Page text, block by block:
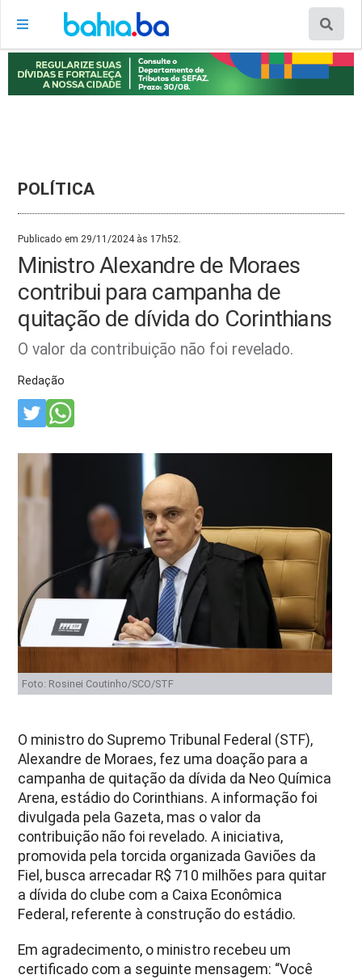
POLÍTICA
Publicado em 29/11/2024 às 17h52.
Ministro Alexandre de Moraes
contribui para campanha de
quitação de dívida do Corinthians
O valor da contribuição não foi revelado.
Redação
Foto: Rosinei Coutinho/SCO/STF
O ministro do Supremo Tribunal Federal (STF),
Alexandre de Moraes, fez uma doação para a
campanha de quitação da dívida da Neo Química
Arena, estádio do Corinthians. A informação foi
divulgada pela Gazeta, mas o valor da
contribuição não foi revelado. A iniciativa,
promovida pela torcida organizada Gaviões da
Fiel, busca arrecadar R$ 710 milhões para quitar
a dívida do clube com a Caixa Econômica
Federal, referente à construção do estádio.
Em agradecimento, o ministro recebeu um
certificado com a seguinte mensagem: “Você